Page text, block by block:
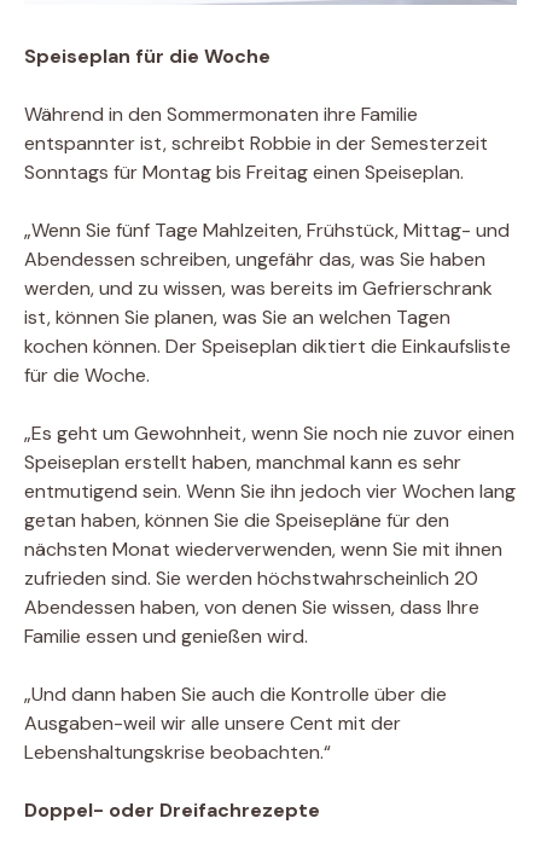
Speiseplan für die Woche
Während in den Sommermonaten ihre Familie
entspannter ist, schreibt Robbie in der Semesterzeit
Sonntags für Montag bis Freitag einen Speiseplan.
„Wenn Sie fünf Tage Mahlzeiten, Frühstück, Mittag- und
Abendessen schreiben, ungefähr das, was Sie haben
werden, und zu wissen, was bereits im Gefrierschrank
ist, können Sie planen, was Sie an welchen Tagen
kochen können. Der Speiseplan diktiert die Einkaufsliste
für die Woche.
„Es geht um Gewohnheit, wenn Sie noch nie zuvor einen
Speiseplan erstellt haben, manchmal kann es sehr
entmutigend sein. Wenn Sie ihn jedoch vier Wochen lang
getan haben, können Sie die Speisepläne für den
nächsten Monat wiederverwenden, wenn Sie mit ihnen
zufrieden sind. Sie werden höchstwahrscheinlich 20
Abendessen haben, von denen Sie wissen, dass Ihre
Familie essen und genießen wird.
„Und dann haben Sie auch die Kontrolle über die
Ausgaben-weil wir alle unsere Cent mit der
Lebenshaltungskrise beobachten.“
Doppel- oder Dreifachrezepte